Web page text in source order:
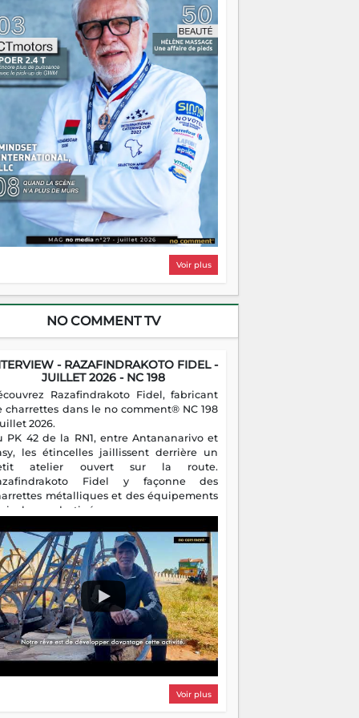
on pourrait s'arrêter là, applaudir et
chez soi satisfait. Mais ce serait
à côté d'une chose essentielle. La
ça brûle fort — et parfois, ça brûle
Une flamme sans direction peut
autant qu'elle peut consumer. C'est
que les aînés entrent en scène — pas
reprendre le gouvernail, mais pour
où sont les récifs. Les jeunes ont la
les vieux ont l'expérience, comme on
Ce n'est pas un combat de générations
c'est une question d'équipage. Partagez
réussites, mais aussi vos échecs. Surtout
échecs, d'ailleurs — ils enseignent
que n'importe quel manuel. À
la barque avance. Il faut juste
que tout le monde rame dans le
Voir plus
NO COMMENT TV
- RAZAFINDRAKOTO FIDEL -
JUILLET 2026 - NC 198
Razafindrakoto Fidel, fabricant
charrettes dans le no comment® NC 198
2026.
PK 42 de la RN1, entre Antananarivo et
les étincelles jaillissent derrière un
atelier ouvert sur la route.
Fidel y façonne des
métalliques et des équipements
destinés aux campagnes
il perpétue un métier discret mais
Voir plus